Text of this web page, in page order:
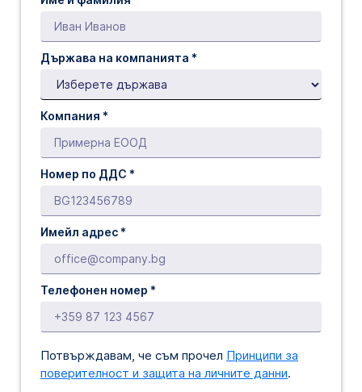
Държава на компанията *
Компания *
Номер по ДДС *
Имейл адрес *
Телефонен номер *
Потвърждавам, че съм прочел Принципи за
поверителност и защита на личните данни.